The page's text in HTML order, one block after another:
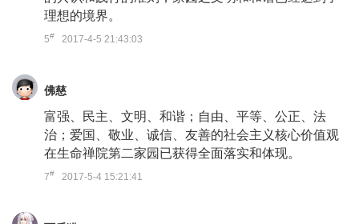
理想的境界。
5# 2017-4-5 21:43:03
佛慈
富强、民主、文明、和谐；自由、平等、公正、法
治；爱国、敬业、诚信、友善的社会主义核心价值观
在生命禅院第二家园已获得全面落实和体现。
7# 2017-5-4 15:21:41